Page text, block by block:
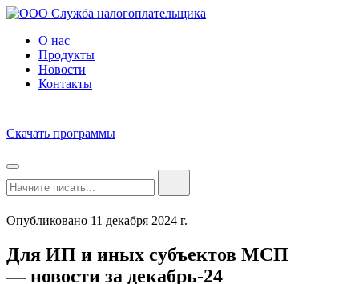
О нас
Продукты
Новости
Контакты
Скачать программы
Опубликовано 11 декабря 2024 г.
Для ИП и иных субъектов МСП
— новости за декабрь-24